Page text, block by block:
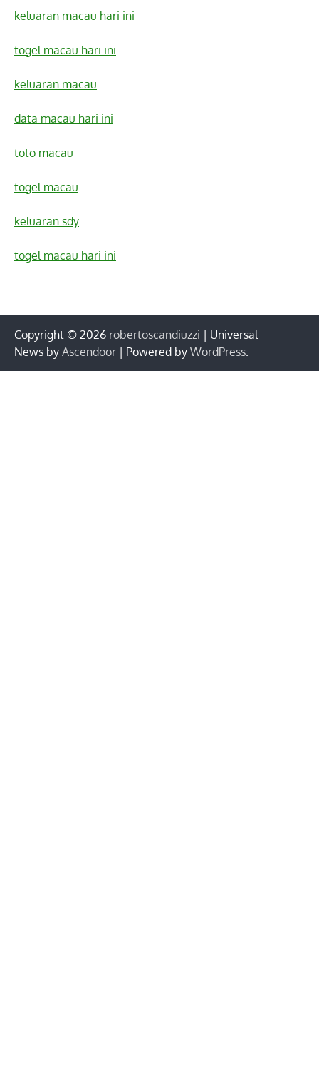
keluaran macau hari ini
togel macau hari ini
keluaran macau
data macau hari ini
toto macau
togel macau
keluaran sdy
togel macau hari ini
Copyright © 2026 robertoscandiuzzi | Universal
News by Ascendoor | Powered by WordPress